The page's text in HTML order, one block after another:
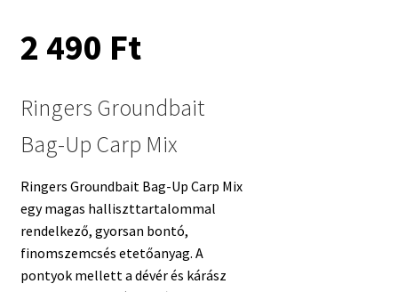
2 490 Ft
Ringers Groundbait
Bag-Up Carp Mix
Ringers Groundbait Bag-Up Carp Mix
egy magas halliszttartalommal
rendelkező, gyorsan bontó,
finomszemcsés etetőanyag. A
pontyok mellett a dévér és kárász